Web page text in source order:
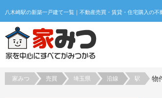
家みつ 売買 埼玉県 沿線 駅 物